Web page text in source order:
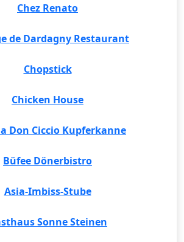
Chez Renato
de Dardagny Restaurant
Chopstick
Chicken House
Don Ciccio Kupferkanne
Büfee Dönerbistro
Asia-Imbiss-Stube
Sonne Steinen